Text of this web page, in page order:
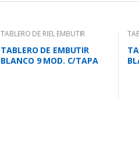
TABLERO DE RIEL EMBUTIR
TABLERO DE EMBUTIR
BLANCO 9 MOD. C/TAPA